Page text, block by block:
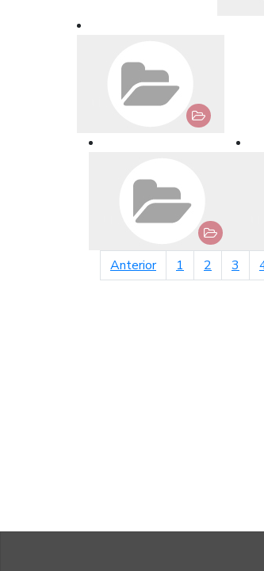
Anteriorpágina anterior
1 2 3